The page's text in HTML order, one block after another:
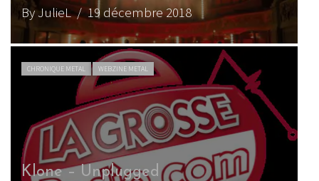
By JulieL/ 19 décembre 2018
CHRONIQUE METAL WEBZINE METAL
Klone – Unplugged